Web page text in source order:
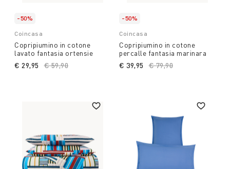
-50%
Coincasa
Copripiumino in cotone
lavato fantasia ortensie
Price reduced from
€ 59,90
€ 29,95
-50%
Coincasa
Copripiumino in cotone
percalle fantasia marinara
Price reduced from
€ 79,90
€ 39,95